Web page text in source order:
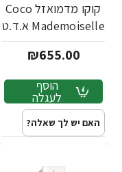
קוקו מדמואזל Coco
Mademoiselle א.ד.ט
100 מ"ל - מבית
Chanel
₪655.00
הוסף
לעגלה
האם יש לך שאלה?